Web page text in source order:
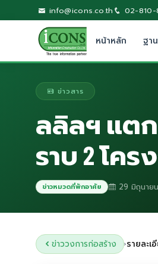
info@icons.co.th 02-
หน้าหลัก ฐา
ข่าวสาร
ลลิลฯ แตก
ราบ 2 โคร
ข่าวหมวดที่พักอาศัย 29 มิถุนาย
ข่าววงการก่อสร้าง ›รายละเ